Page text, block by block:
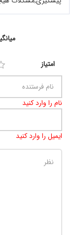
امتیاز
نام را وارد کنید
ایمیل را وارد کنید